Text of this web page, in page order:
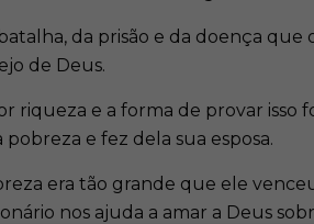
da prisão e da doença que
de Deus.
riqueza e a forma de provar
e fez dela sua esposa.
era tão grande que ele
nos ajuda a amar a Deus